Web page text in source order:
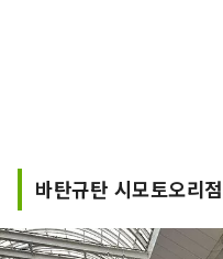
바탄규탄 시모토오리